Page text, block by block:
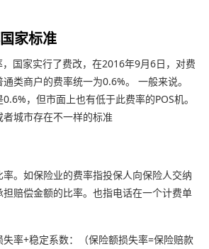
家标准
国家实行了费改，在2016年9月6日，对费
类商户的费率统一为0.6%。 一般来说。
，但市面上也有低于此费率的POS机。
城市存在不一样的标准
。如保险业的费率指投保人向保险人交纳
赔偿金额的比率。也指电话在一个计费单
率+稳定系数：（保险额损失率=保险赔款